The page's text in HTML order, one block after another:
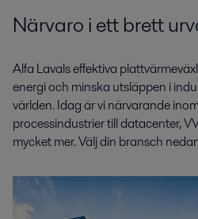
Närvaro i ett brett
Alfa Lavals effektiva
energi och minska utsläppen i
världen. Idag är vi närvarande
processindustrier till datacenter,
mycket mer. Välj din bransch